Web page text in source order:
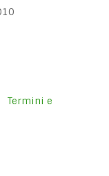
Termini e